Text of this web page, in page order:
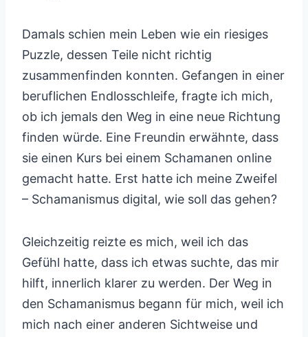
Damals schien mein Leben wie ein riesiges
Puzzle, dessen Teile nicht richtig
zusammenfinden konnten. Gefangen in einer
beruflichen Endlosschleife, fragte ich mich,
ob ich jemals den Weg in eine neue Richtung
finden würde. Eine Freundin erwähnte, dass
sie einen Kurs bei einem Schamanen online
gemacht hatte. Erst hatte ich meine Zweifel
– Schamanismus digital, wie soll das gehen?
Gleichzeitig reizte es mich, weil ich das
Gefühl hatte, dass ich etwas suchte, das mir
hilft, innerlich klarer zu werden. Der Weg in
den Schamanismus begann für mich, weil ich
mich nach einer anderen Sichtweise und